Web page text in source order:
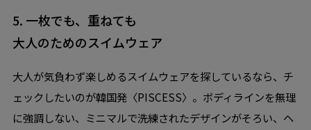
5. 一枚でも、重ねても
大人のためのスイムウェア
大人が気負わず楽しめるスイムウェアを探しているなら、チ
ェックしたいのが韓国発〈PISCESS〉。ボディラインを無理
に強調しない、ミニマルで洗練されたデザインがそろい、ヘ